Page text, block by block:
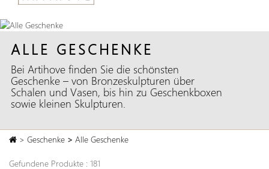
ALLE GESCHENKE
Bei Artihove finden Sie die schönsten
Geschenke – von Bronzeskulpturen über
Schalen und Vasen, bis hin zu Geschenkboxen
sowie kleinen Skulpturen.
> Geschenke > Alle Geschenke
Gefundene Produkte : 181